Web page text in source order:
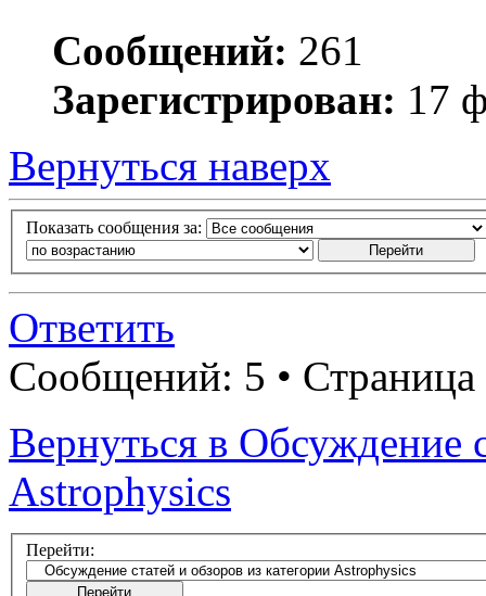
Сообщений: 261
Зарегистрирован: 17
Вернуться наверх
Показать сообщения за:
Ответить
Сообщений: 5 • Страница
Вернуться в Обсуждение
Astrophysics
Перейти: